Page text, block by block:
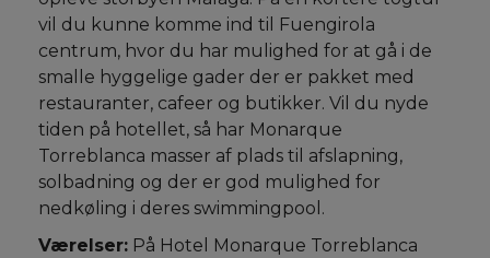
vil du kunne komme ind til Fuengirola
centrum, hvor du har mulighed for at gå i de
smalle hyggelige gader der er pakket med
restauranter, cafeer og butikker. Vil du nyde
tiden på hotellet, så har Monarque
Torreblanca masser af plads til afslapning,
solbadning og der er god mulighed for
nedkøling i deres swimmingpool.
Værelser: På Hotel Monarque Torreblanca